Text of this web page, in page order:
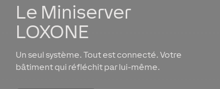
Le Miniserver
LOXONE
Un seul système. Tout est connecté. Votre
bâtiment qui réfléchit par lui-même.